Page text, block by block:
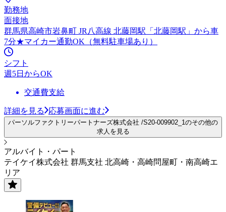
勤務地
面接地
群馬県高崎市岩鼻町 JR八高線 北藤岡駅「北藤岡駅」から車
7分★マイカー通勤OK（無料駐車場あり）
シフト
週5日からOK
交通費支給
詳細を見る 応募画面に進む
パーソルファクトリーパートナーズ株式会社 /S20-009902_1のその他の
求人を見る
アルバイト・パート
テイケイ株式会社 群馬支社 北高崎・高崎問屋町・南高崎エ
リア